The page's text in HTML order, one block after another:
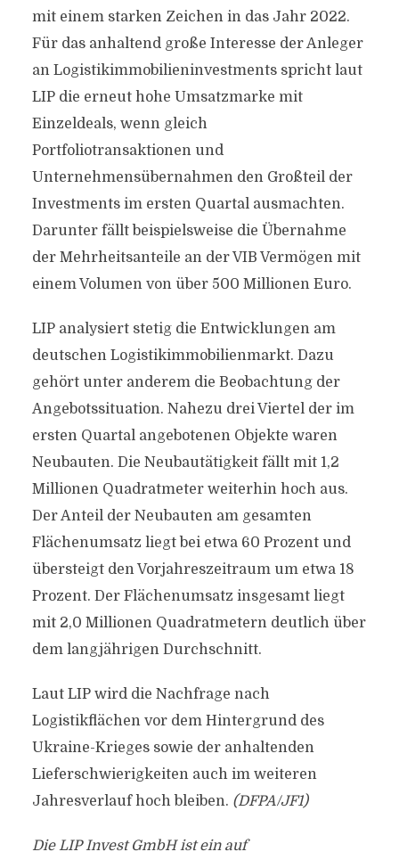
mit einem starken Zeichen in das Jahr 2022.
Für das anhaltend große Interesse der Anleger
an Logistikimmobilieninvestments spricht laut
LIP die erneut hohe Umsatzmarke mit
Einzeldeals, wenn gleich
Portfoliotransaktionen und
Unternehmensübernahmen den Großteil der
Investments im ersten Quartal ausmachten.
Darunter fällt beispielsweise die Übernahme
der Mehrheitsanteile an der VIB Vermögen mit
einem Volumen von über 500 Millionen Euro.
LIP analysiert stetig die Entwicklungen am
deutschen Logistikimmobilienmarkt. Dazu
gehört unter anderem die Beobachtung der
Angebotssituation. Nahezu drei Viertel der im
ersten Quartal angebotenen Objekte waren
Neubauten. Die Neubautätigkeit fällt mit 1,2
Millionen Quadratmeter weiterhin hoch aus.
Der Anteil der Neubauten am gesamten
Flächenumsatz liegt bei etwa 60 Prozent und
übersteigt den Vorjahreszeitraum um etwa 18
Prozent. Der Flächenumsatz insgesamt liegt
mit 2,0 Millionen Quadratmetern deutlich über
dem langjährigen Durchschnitt.
Laut LIP wird die Nachfrage nach
Logistikflächen vor dem Hintergrund des
Ukraine-Krieges sowie der anhaltenden
Lieferschwierigkeiten auch im weiteren
Jahresverlauf hoch bleiben. (DFPA/JF1)
Die LIP Invest GmbH ist ein auf